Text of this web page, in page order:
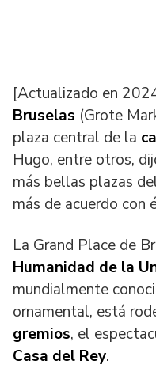
[Actualizado en
Bruselas (Grote
plaza central de la
Hugo, entre otros,
más bellas plazas
más de acuerdo con
La Grand Place de
Humanidad de la
mundialmente
ornamental, está
gremios, el
Casa del Rey.